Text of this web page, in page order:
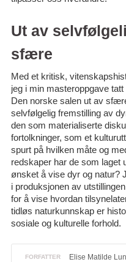
Ut av
sfære
Med et kritisk,
jeg i min masteroppgave tatt
Den norske salen ut av
selvfølgelig fremstilling av
den som materialiserte
fortolkninger, som et
spurt på hvilken måte og
redskaper har de som laget
ønsket å vise dyr og natur?
i produksjonen av
for å vise hvordan
tidløs naturkunnskap er
sosiale og kulturelle forhold.
FORFATTER Elise Matilde